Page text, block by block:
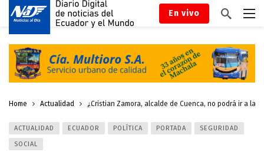
En vivo
Home Actualidad ¿Cristian Zamora, alcalde de Cuenca, no podrá ir a la
ACTUALIDAD ECUADOR POLÍTICA PORTADA SEGURIDAD
SOCIAL